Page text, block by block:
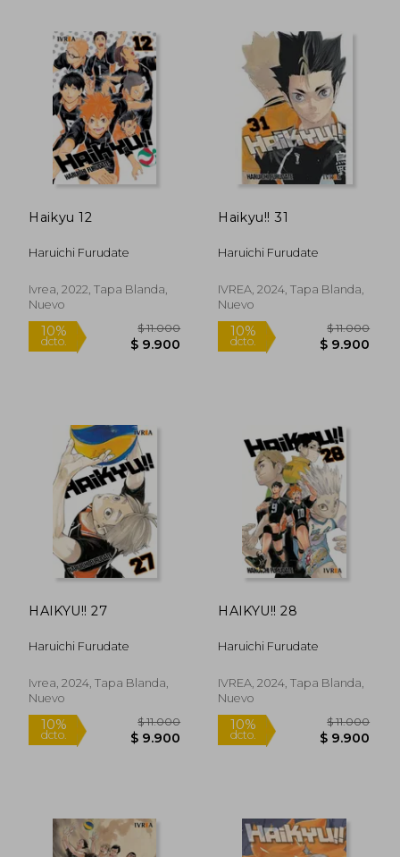
Haikyu 12
Haruichi Furudate
Ivrea, 2022, Tapa Blanda,
Nuevo
$ 9.900
Haikyu!! 31
Haruichi Furudate
IVREA, 2024, Tapa Blanda,
Nuevo
HAIKYU!! 27
Haruichi Furudate
Ivrea, 2024, Tapa Blanda,
Nuevo
HAIKYU!! 28
Haruichi Furudate
IVREA, 2024, Tapa Blanda,
Nuevo